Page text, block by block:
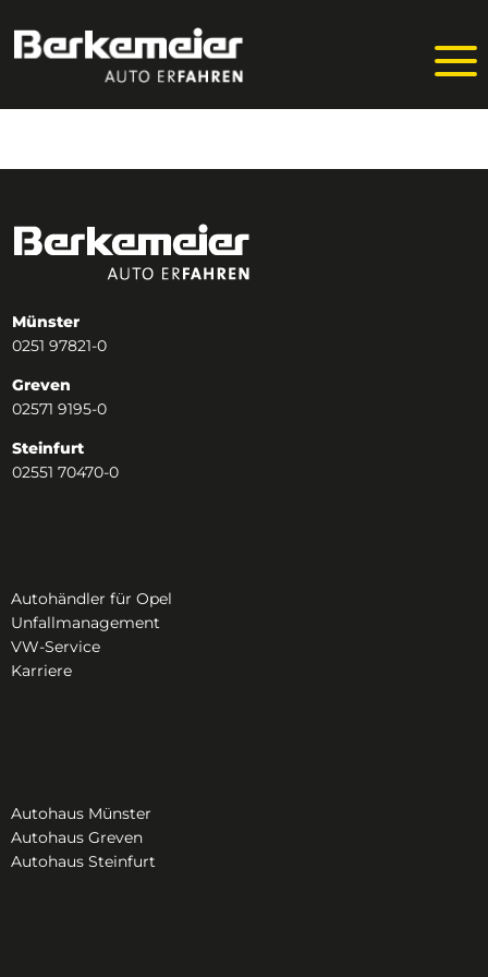
Philipp Hegemann
Zurück zur Startseite
Münster
0251 97821-0
Greven
02571 9195-0
Steinfurt
02551 70470-0
Autohändler für Opel
Unfallmanagement
VW-Service
Karriere
Autohaus Münster
Autohaus Greven
Autohaus Steinfurt